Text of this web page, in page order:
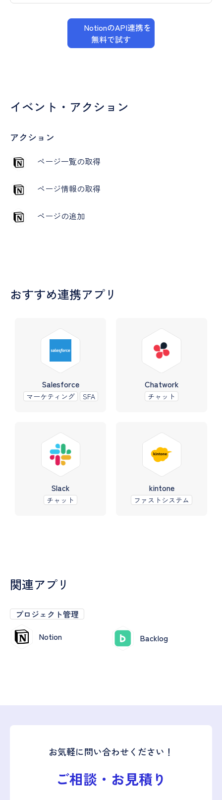
NotionのAPI連携を
無料で試す
イベント・アクション
アクション
ページ一覧の取得
ページ情報の取得
ページの追加
おすすめ連携アプリ
Salesforce
マーケティング SFA
Chatwork
チャット
Slack
チャット
kintone
ファストシステム
関連アプリ
プロジェクト管理
Notion
Backlog
お気軽に問い合わせください！
ご相談・お見積り